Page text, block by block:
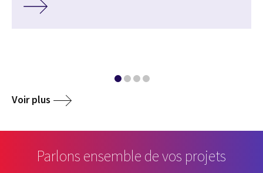
Voir plus
Parlons ensemble de vos projets